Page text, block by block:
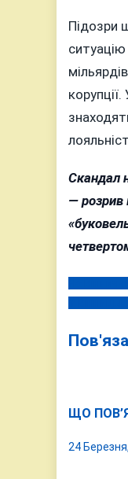
Підозри
Скандал
— розрив
ЩО
24